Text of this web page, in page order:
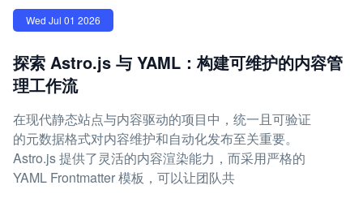
Wed Jul 01 2026
探索 Astro.js 与 YAML：构建可维护的内容管
理工作流
在现代静态站点与内容驱动的项目中，统一且可验证
的元数据格式对内容维护和自动化发布至关重要。
Astro.js 提供了灵活的内容渲染能力，而采用严格的
YAML Frontmatter 模板，可以让团队共